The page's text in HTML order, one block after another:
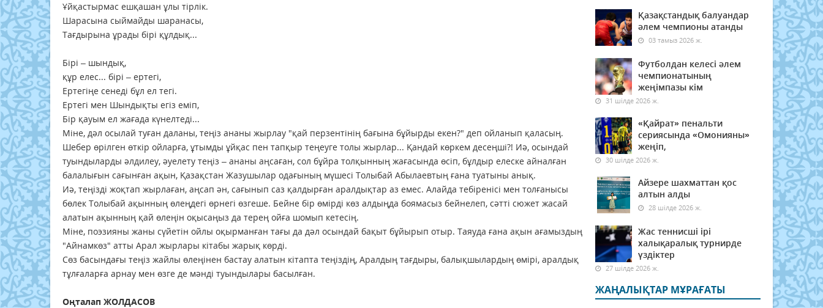
Ұйқастырмас ешқашан ұлы тірлік.
Шарасына сыймайды шаранасы,
Тағдырына ұрады бірі құлдық...
Бірі – шындық,
құр елес... бірі – ертегі,
Ертегіңе сенеді бұл ел тегі.
Ертегі мен Шындықты егіз еміп,
Бір қауым ел жағада күнелтеді...
Міне, дәл осылай туған даланы, теңіз ананы жырлау "қай перзентінің бағына бұйырды екен?" деп ойланып қаласың.
Шебер өрілген өткір ойларға, ұтымды ұйқас пен тапқыр теңеуге толы жырлар... Қандай көркем десеңші?! Иә, осындай
туындыларды әлдилеу, әуелету теңіз – ананы аңсаған, сол бұйра толқынның жағасында өсіп, бұлдыр елеске айналған
балалығын сағынған ақын, Қазақстан Жазушылар одағының мүшесі Толыбай Абылаевтың ғана туатыны анық.
Иә, теңізді жоқтап жырлаған, аңсап ән, сағынып саз қалдырған аралдықтар аз емес. Алайда тебіренісі мен толғанысы
бөлек Толыбай ақынның өлеңдегі өрнегі өзгеше. Бейне бір өмірді көз алдыңда боямасыз бейнелеп, сәтті сюжет жасай
алатын ақынның қай өлеңін оқысаңыз да терең ойға шомып кетесің.
Міне, поэзияны жаны сүйетін ойлы оқырманған тағы да дәл осындай бақыт бұйырып отыр. Таяуда ғана ақын ағамыздың
"Айнамкөз" атты Арал жырлары кітабы жарық көрді.
Сөз басындағы теңіз жайлы өлеңінен бастау алатын кітапта теңіздің, Аралдың тағдыры, балықшылардың өмірі, аралдық
тұлғаларға арнау мен өзге де мәнді туындылары басылған.
Оңталап ЖОЛДАСОВ
Қазақстандық балуандар
әлем чемпионы атанды
03 тамыз 2026 ж.
Футболдан келесі әлем
чемпионатының
жеңімпазы кім
31 шілде 2026 ж.
«Қайрат» пенальти
сериясында «Омонияны»
жеңіп,
30 шілде 2026 ж.
Айзере шахматтан қос
алтын алды
28 шілде 2026 ж.
Жас теннисші ірі
халықаралық турнирде
үздіктер
27 шілде 2026 ж.
ЖАҢАЛЫҚТАР МҰРАҒАТЫ